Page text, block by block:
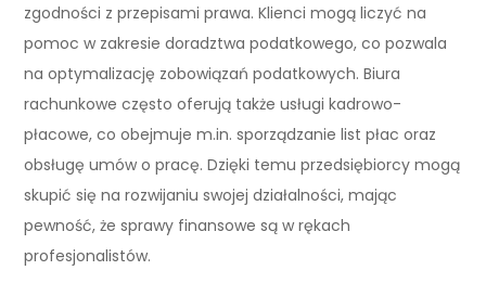
zgodności z przepisami prawa. Klienci mogą liczyć na
pomoc w zakresie doradztwa podatkowego, co pozwala
na optymalizację zobowiązań podatkowych. Biura
rachunkowe często oferują także usługi kadrowo-
płacowe, co obejmuje m.in. sporządzanie list płac oraz
obsługę umów o pracę. Dzięki temu przedsiębiorcy mogą
skupić się na rozwijaniu swojej działalności, mając
pewność, że sprawy finansowe są w rękach
profesjonalistów.